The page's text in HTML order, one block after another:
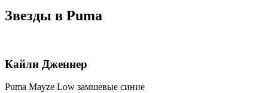
Звезды в Puma
Кайли Дженнер
Puma Mayze Low замшевые синие